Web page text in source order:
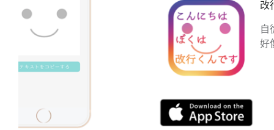
改
自
好